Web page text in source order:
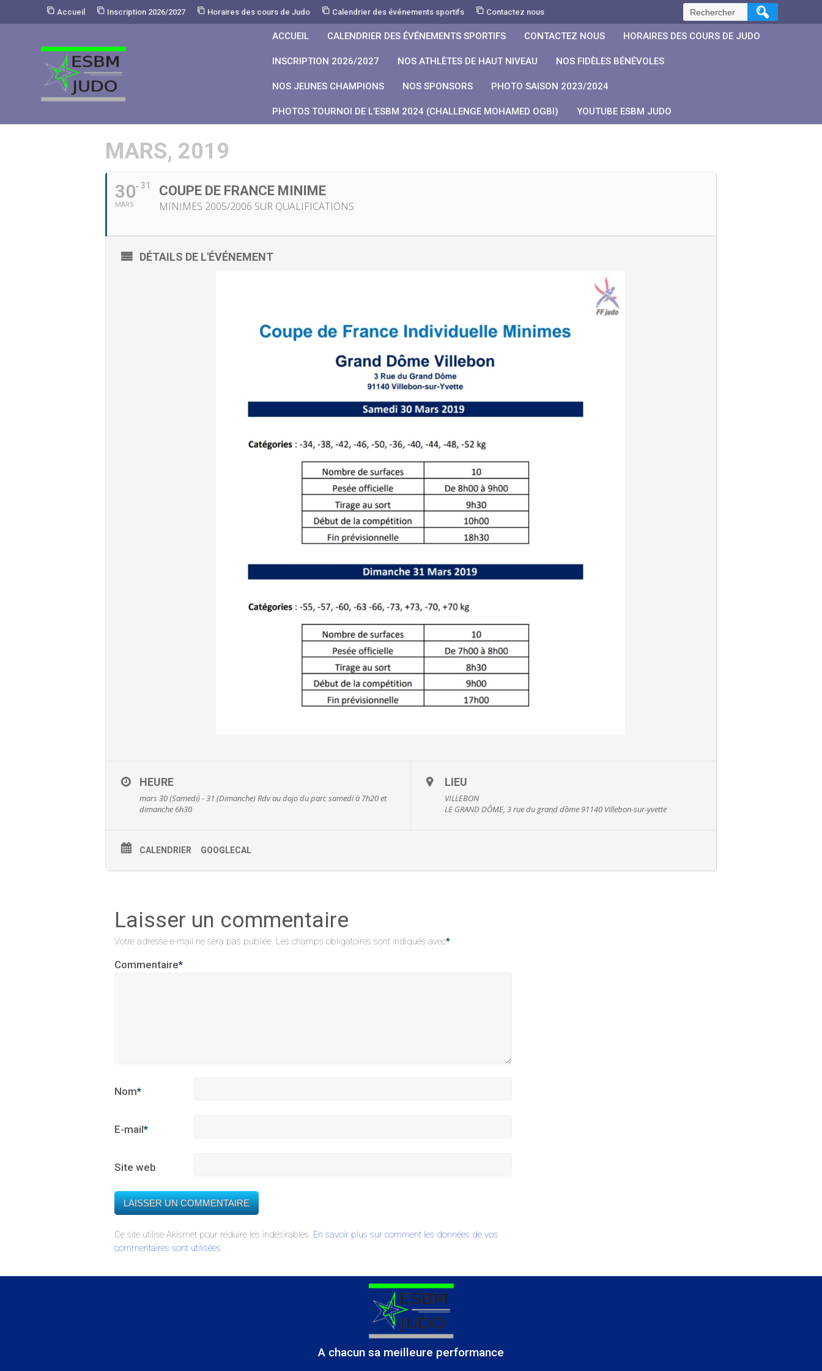
Accueil Inscription 2026/2027 Horaires des cours de Judo Calendrier des événements sportifs Contactez nous Rechercher :
ACCUEIL CALENDRIER DES ÉVÉNEMENTS SPORTIFS CONTACTEZ NOUS HORAIRES DES COURS DE JUDO
INSCRIPTION 2026/2027 NOS ATHLÈTES DE HAUT NIVEAU NOS FIDÈLES BÉNÉVOLES
NOS JEUNES CHAMPIONS NOS SPONSORS PHOTO SAISON 2023/2024
PHOTOS TOURNOI DE L’ESBM 2024 (CHALLENGE MOHAMED OGBI) YOUTUBE ESBM JUDO
MARS, 2019
30
MARS
31 COUPE DE FRANCE MINIME
MINIMES 2005/2006 SUR QUALIFICATIONS
DÉTAILS DE L'ÉVÉNEMENT
HEURE
mars 30 (Samedi) - 31 (Dimanche)Rdv au dojo du parc samedi à 7h20 et
dimanche 6h30
LIEU
VILLEBON
LE GRAND DÔME, 3 rue du grand dôme 91140 Villebon-sur-yvette
CALENDRIER GOOGLECAL
Laisser un commentaire
Votre adresse e-mail ne sera pas publiée. Les champs obligatoires sont indiqués avec*
Commentaire*
Nom*
E-mail*
Site web
Ce site utilise Akismet pour réduire les indésirables. En savoir plus sur comment les données de vos
commentaires sont utilisées.
A chacun sa meilleure performance